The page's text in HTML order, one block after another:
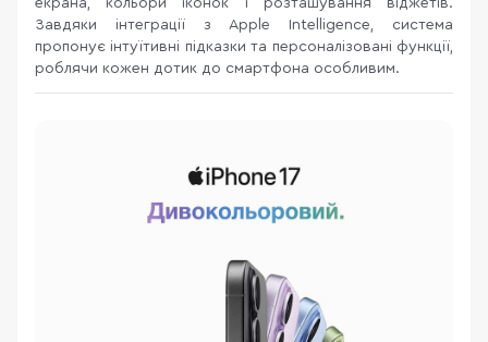
екрана, кольори іконок і розташування віджетів.
Завдяки інтеграції з Apple Intelligence, система
пропонує інтуїтивні підказки та персоналізовані функції,
роблячи кожен дотик до смартфона особливим.